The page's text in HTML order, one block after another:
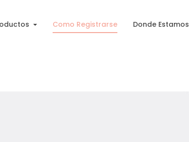
Como Registrarse Donde Estamos